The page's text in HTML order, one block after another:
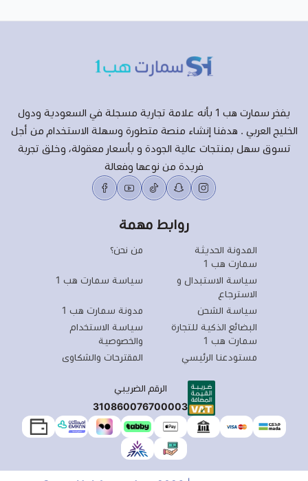
يفخر سمارت هب 1 بأنه علامة تجارية مسجلة في السعودية ودول
الخليج العربي . هدفنا إنشاء منصة متطورة وسهلة الاستخدام من أجل
تسوق سهل بمنتجات عالية الجودة و بأسعار معقولة، وخلق تجربة
فريدة من نوعها وفعالة
روابط مهمة
المدونة الحديثة
سمارت هب 1
من نحن؟
سياسة الاستبدال و
الاسترجاع
سياسة سمارت هب 1
سياسة الشحن
مدونة سمارت هب 1
البضائع الذكية للتجارة
سمارت هب 1
سياسة الاستخدام
والخصوصية
مستودعنا الرئيسي
المقترحات والشكاوى
الرقم الضريبي
310860076700003